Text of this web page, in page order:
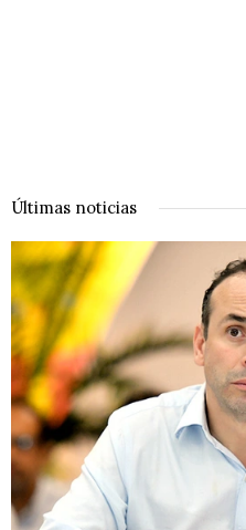
Últimas noticias